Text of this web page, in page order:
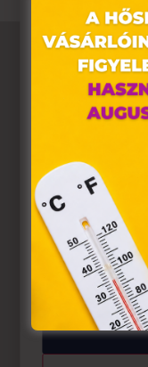
Weboldalunkon
alkalmazunk.
tárolnak webes
hozzájárulása
A „sütiket" az
törvény, az
információs
egyes kérdéseiről
az Európai Unió
Azon
belül működnek, a
felhasználó
tárolásához a